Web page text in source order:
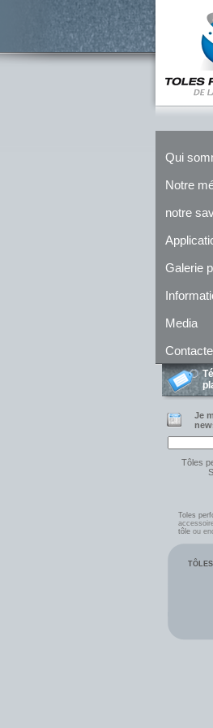
Qui
Notre
notre
Galerie
Media
Je
Tôles
Toles
tôleou